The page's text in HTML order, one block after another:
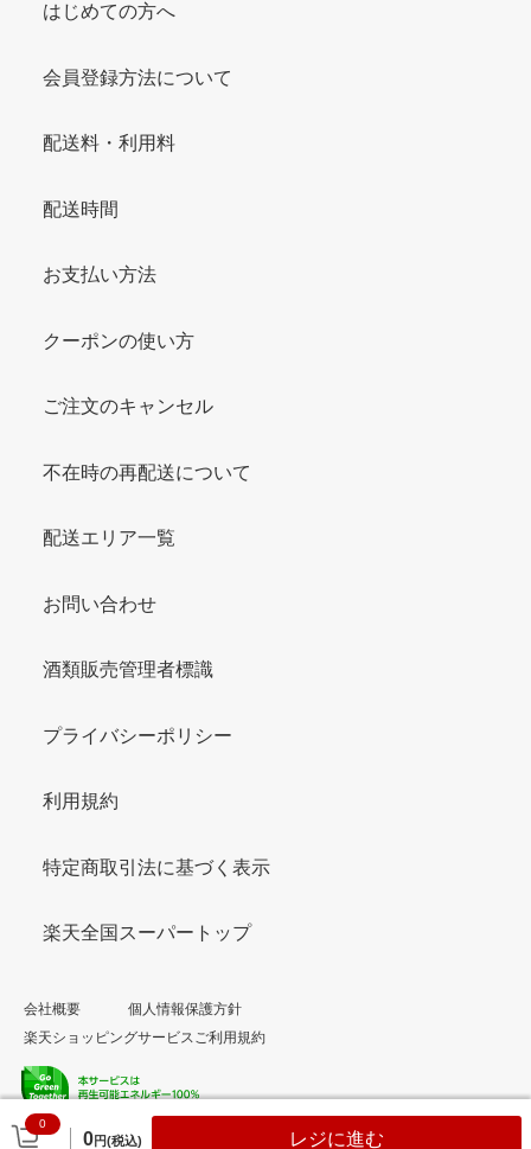
0
0円(税込) レジに進む
はじめての方へ
会員登録方法について
配送料・利用料
配送時間
お支払い方法
クーポンの使い方
ご注文のキャンセル
不在時の再配送について
配送エリア一覧
お問い合わせ
酒類販売管理者標識
プライバシーポリシー
利用規約
特定商取引法に基づく表示
楽天全国スーパートップ
会社概要
個人情報保護方針
楽天ショッピングサービスご利用規約
© Rakuten Group, Inc.